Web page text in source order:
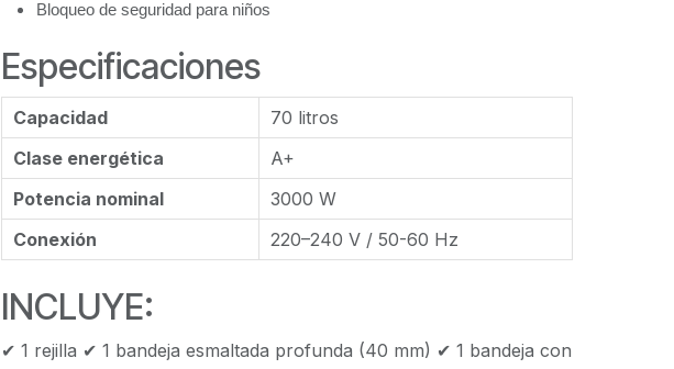
Bloqueo de seguridad para niños
Especificaciones
Capacidad
70 litros
Clase energética
A+
Potencia nominal
3000 W
Conexión
220–240 V / 50-60 Hz
INCLUYE:
✔ 1 rejilla ✔ 1 bandeja esmaltada profunda (40 mm) ✔ 1 bandeja con